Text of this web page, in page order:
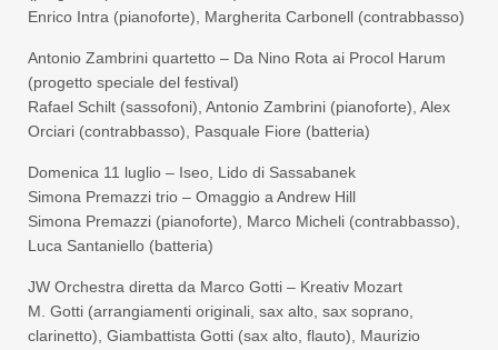
Enrico Intra (pianoforte), Margherita Carbonell (contrabbasso)
Antonio Zambrini quartetto – Da Nino Rota ai Procol Harum
(progetto speciale del festival)
Rafael Schilt (sassofoni), Antonio Zambrini (pianoforte), Alex
Orciari (contrabbasso), Pasquale Fiore (batteria)
Domenica 11 luglio – Iseo, Lido di Sassabanek
Simona Premazzi trio – Omaggio a Andrew Hill
Simona Premazzi (pianoforte), Marco Micheli (contrabbasso),
Luca Santaniello (batteria)
JW Orchestra diretta da Marco Gotti – Kreativ Mozart
M. Gotti (arrangiamenti originali, sax alto, sax soprano,
clarinetto), Giambattista Gotti (sax alto, flauto), Maurizio